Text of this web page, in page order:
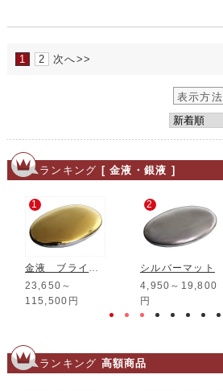
1 2 次へ>>
表示方法
ランキング [ 金液・銀液 ]
1
金液 ブライト金 11% 一般用
23,650～
115,500円
2
シルバーマット
4,950～19,800
円
ランキング 高額商品